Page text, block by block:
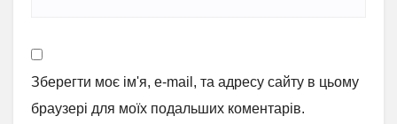
Зберегти моє ім'я, e-mail, та адресу сайту в цьому
браузері для моїх подальших коментарів.